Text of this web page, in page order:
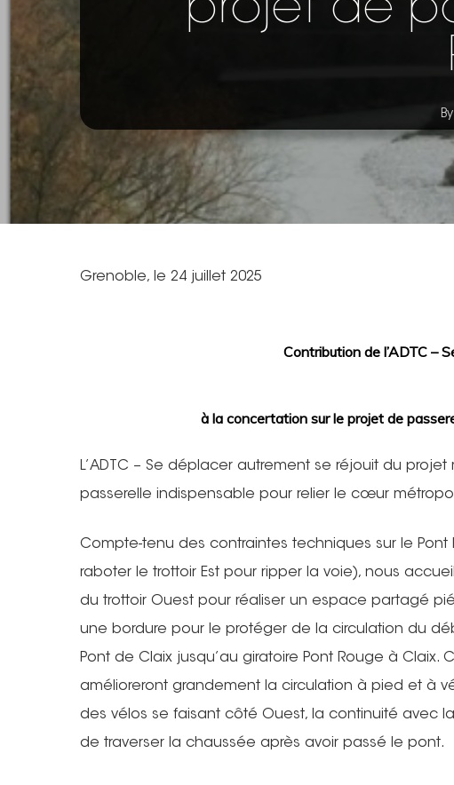
Hit enter to search or ESC to close
projet de
By
Grenoble, le 24 juillet 2025
Contribution de l’ADTC –
à la concertation sur le projet de
L’ADTC – Se déplacer autrement se réjouit du
passerelle indispensable pour relier le cœur
Compte-tenu des contraintes techniques sur le
raboter le trottoir Est pour ripper la voie), nous
du trottoir Ouest pour réaliser un espace partagé
une bordure pour le protéger de la circulation du
Pont de Claix jusqu’au giratoire Pont Rouge à Claix.
amélioreront grandement la circulation à pied et à
des vélos se faisant côté Ouest, la continuité avec
de traverser la chaussée après avoir passé le pont.